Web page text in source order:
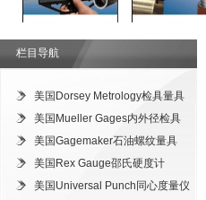
栏目导航
美国Dorsey Metrology检具量具
美国Mueller Gages内外径检具
美国Gagemaker石油螺纹量具
美国Rex Gauge邵氏硬度计
美国Universal Punch同心度量仪